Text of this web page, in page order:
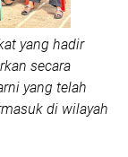
yang hadir
secara
yang telah
di wilayah